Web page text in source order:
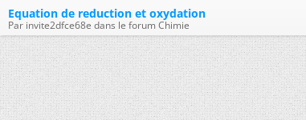
Equation de reduction et oxydation
Par invite2dfce68e dans le forum Chimie